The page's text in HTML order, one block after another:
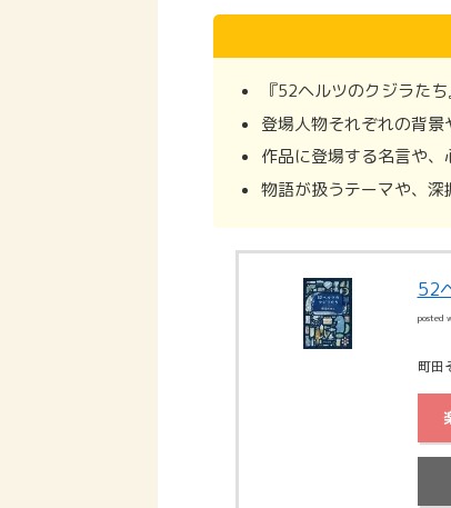
『52ヘルツのクジラた
登場人物それぞれの背
作品に登場する名言や
物語が扱うテーマや、深
52
posted
町田